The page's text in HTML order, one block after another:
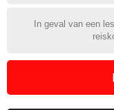
In geval van een